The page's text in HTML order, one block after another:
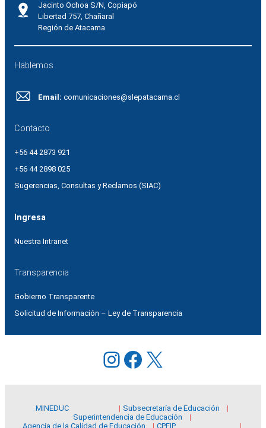
Jacinto Ochoa S/N, Copiapó
Libertad 757, Chañaral
Región de Atacama
Hablemos
Email: comunicaciones@slepatacama.cl
Contacto
+56 44 2873 921
+56 44 2898 025
Sugerencias, Consultas y Reclamos (SIAC)
Ingresa
Nuestra Intranet
Transparencia
Gobierno Transparente
Solicitud de Información – Ley de Transparencia
Instagram
Facebook
X
MINEDUC
Subsecretaría de Educación
Superintendencia de Educación
Agencia de la Calidad de Educación
CPEIP